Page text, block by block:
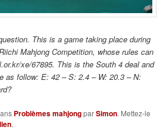
This is a game taking place during
Mahjong Competition, whose rules can
xe/67895. This is the South 4 deal and
as follow: E: 42 – S: 2.4 – W: 20.3 – N:
Problèmes mahjongparSimon. Mettez-le
.